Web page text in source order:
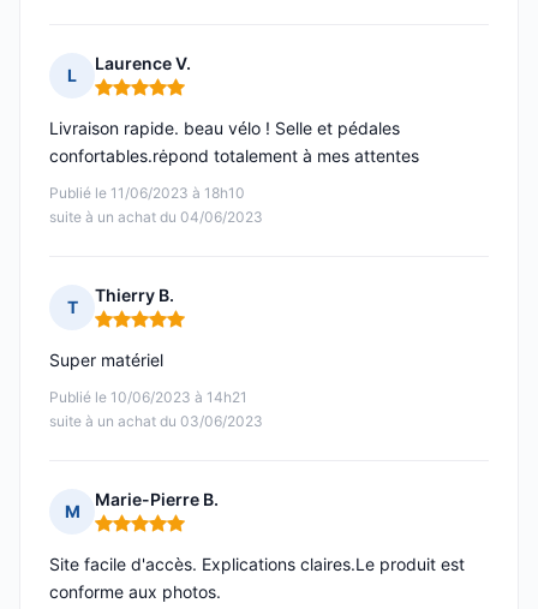
L
Laurence V.
Note : 5 sur 5
Publié le 11/06/2023 à 18h10
suite à un achat du 04/06/2023
Livraison rapide. beau vélo ! Selle et pédales
confortables.rėpond totalement à mes attentes
T
Thierry B.
Note : 5 sur 5
Publié le 10/06/2023 à 14h21
suite à un achat du 03/06/2023
Super matériel
M
Marie-Pierre B.
Note : 5 sur 5
Site facile d'accès. Explications claires.Le produit est
conforme aux photos.